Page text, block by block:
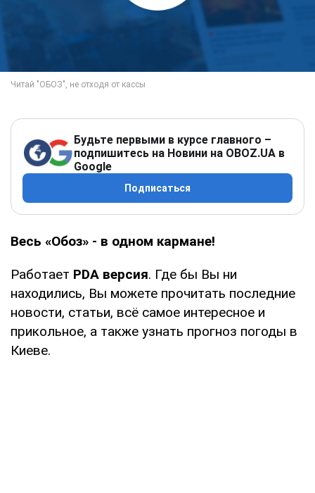
Будьте первыми в курсе главного –
подпишитесь на Новини на OBOZ.UA в
Google
Подписаться
Весь «Обоз» - в одном кармане!
Работает PDA версия. Где бы Вы ни
находились, Вы можете прочитать последние
новости, статьи, всё самое интересное и
прикольное, а также узнать прогноз погоды в
Киеве.